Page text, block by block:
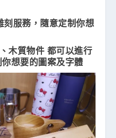
服務，隨意定制你想
木質物件 都可以進行
想要的圖案及字體